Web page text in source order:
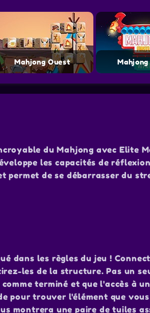
Mahjong Ouest
du Mahjong avec Elite
les capacités de
permet de se débarrasser du
dans les règles du jeu !
les de la structure. Pas un
terminé et que l'accès
pour trouver l'élément que
montrera une paire de tuiles